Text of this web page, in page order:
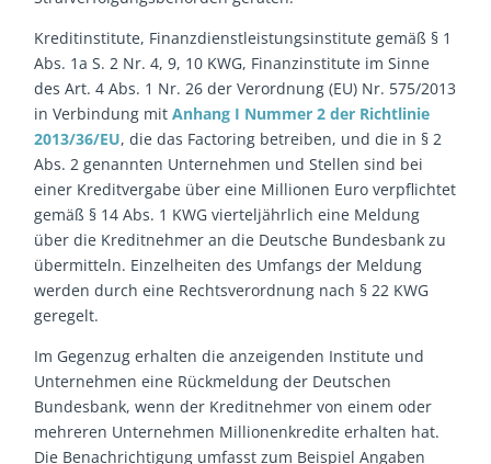
Kreditinstitute, Finanzdienstleistungsinstitute gemäß § 1
Abs. 1a S. 2 Nr. 4, 9, 10 KWG, Finanzinstitute im Sinne
des Art. 4 Abs. 1 Nr. 26 der Verordnung (EU) Nr. 575/2013
in Verbindung mitAnhang I Nummer 2 der Richtlinie
2013/36/EU, die das Factoring betreiben, und die in § 2
Abs. 2 genannten Unternehmen und Stellen sind bei
einer Kreditvergabe über eine Millionen Euro verpflichtet
gemäß § 14 Abs. 1 KWG vierteljährlich eine Meldung
über die Kreditnehmer an die Deutsche Bundesbank zu
übermitteln. Einzelheiten des Umfangs der Meldung
werden durch eine Rechtsverordnung nach § 22 KWG
geregelt.
Im Gegenzug erhalten die anzeigenden Institute und
Unternehmen eine Rückmeldung der Deutschen
Bundesbank, wenn der Kreditnehmer von einem oder
mehreren Unternehmen Millionenkredite erhalten hat.
Die Benachrichtigung umfasst zum Beispiel Angaben